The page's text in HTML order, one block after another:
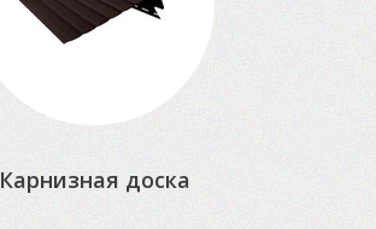
Карнизная доска